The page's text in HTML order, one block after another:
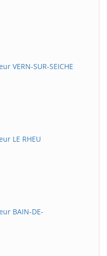
VERN-SUR-SEICHE
LE RHEU
BAIN-DE-